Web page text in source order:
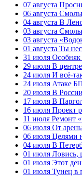
07 августа
06 августа
04 августа В
03 августа
03 августа
01 августа Ты
31 июля Особняк
29 июля В
24 июля И всё-
24 июля Атаке
20 июля В
17 июля В
16 июля Проект
11 июля Ремонт
06 июля От
06 июля Целями
04 июля В
01 июля Ловись,
01 июля Этот
01 июля Тунец в